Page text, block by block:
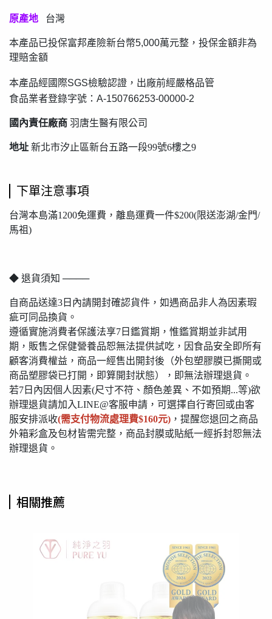
原產地 台灣
本產品已投保富邦產險新台幣5,000萬元整，投保金額非為
理賠金額
本產品經國際SGS檢驗認證，出廠前經嚴格品管
食品業者登錄字號：A-150766253-00000-2
國內責任廠商 羽唐生醫有限公司
地址 新北市汐止區新台五路一段99號6樓之9
下單注意事項
台灣本島滿1200免運費，離島運費一件$200(限送澎湖/金門/
馬祖)
◆ 退貨須知 ────
自商品送達3日內請開封確認貨件，如遇商品非人為因素瑕
疵可同品換貨。
遵循實施消費者保護法享7日鑑賞期，惟鑑賞期並非試用
期，販售之保健營養品恕無法提供試吃，因食品安全即所有
顧客消費權益，商品一經售出開封後（外包塑膠膜已撕開或
商品塑膠袋已打開，即算開封狀態），即無法辦理退貨。
若7日內因個人因素(尺寸不符、顏色差異、不如預期...等)欲
辦理退貨請加入LINE@客服申請，可選擇自行寄回或由客
服安排派收(需支付物流處理費$160元) ，提醒您退回之商品
外箱彩盒及包材皆需完整，商品封膜或貼紙一經拆封恕無法
辦理退貨。
相關推薦